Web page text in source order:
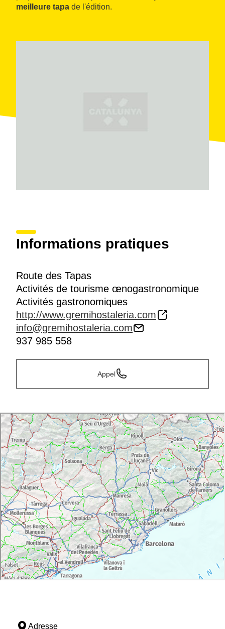
meilleure tapa de l'édition.
Informations pratiques
Route des Tapas
Activités de tourisme œnogastronomique
Activités gastronomiques
http://www.gremihostaleria.com
info@gremihostaleria.com
937 985 558
Appel
Adresse